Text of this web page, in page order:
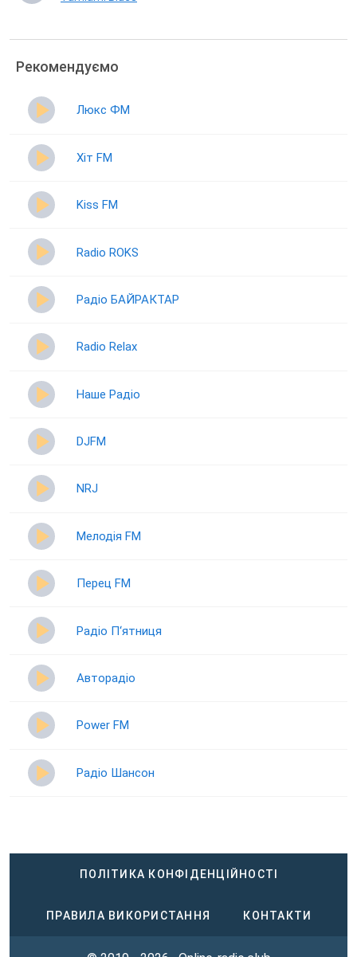
Рекомендуємо
Люкс ФМ
Хіт FM
Kiss FM
Radio ROKS
Радіо БАЙРАКТАР
Radio Relax
Наше Радіо
DJFM
NRJ
Мелодія FM
Перец FM
Радіо П‘ятниця
Авторадіо
Power FM
Радіо Шансон
ПОЛІТИКА КОНФІДЕНЦІЙНОСТІ
ПРАВИЛА ВИКОРИСТАННЯ КОНТАКТИ